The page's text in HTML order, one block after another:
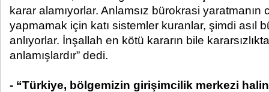
karar alamıyorlar. Anlamsız bürokrasi yaratmanın
yapmamak için katı sistemler kuranlar, şimdi asıl
anlıyorlar. İnşallah en kötü kararın bile
anlamışlardır” dedi.
- “Türkiye, bölgemizin girişimcilik merkezi